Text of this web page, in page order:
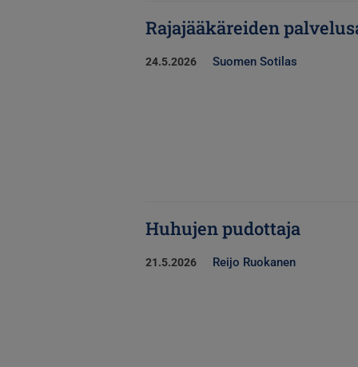
Rajajääkäreiden
24.5.2026 Suomen Sotilas
Huhujen pudottaja
21.5.2026 Reijo Ruokanen